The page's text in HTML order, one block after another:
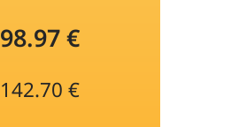
98.97 €
142.70 €